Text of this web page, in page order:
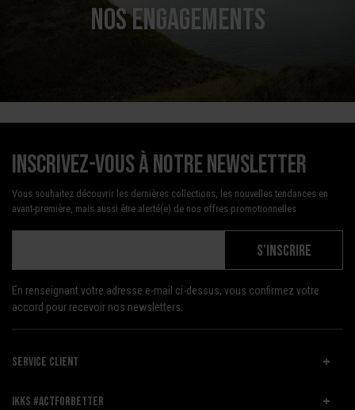
NOS ENGAGEMENTS
Inscrivez-vous à notre newsletter
Vous souhaitez découvrir les dernières collections, les nouvelles tendances en
avant-première, mais aussi être alerté(e) de nos offres promotionnelles
S'INSCRIRE
En renseignant votre adresse e-mail ci-dessus, vous confirmez votre
accord pour recevoir nos newsletters.
SERVICE CLIENT
IKKS #ACTFORBETTER